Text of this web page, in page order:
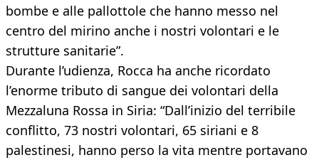
bombe e alle pallottole che hanno messo nel
centro del mirino anche i nostri volontari e le
strutture sanitarie”.
Durante l’udienza, Rocca ha anche ricordato
l’enorme tributo di sangue dei volontari della
Mezzaluna Rossa in Siria: “Dall’inizio del terribile
conflitto, 73 nostri volontari, 65 siriani e 8
palestinesi, hanno perso la vita mentre portavano